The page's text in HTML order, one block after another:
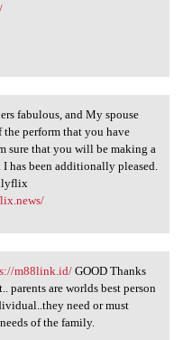
fabulous, and My spouse
the perform that you have
sure that you will be making a
has been additionally pleased.
m88link
m88link.id/GOOD Thanks
parents are worlds best person
need or must
of the family.